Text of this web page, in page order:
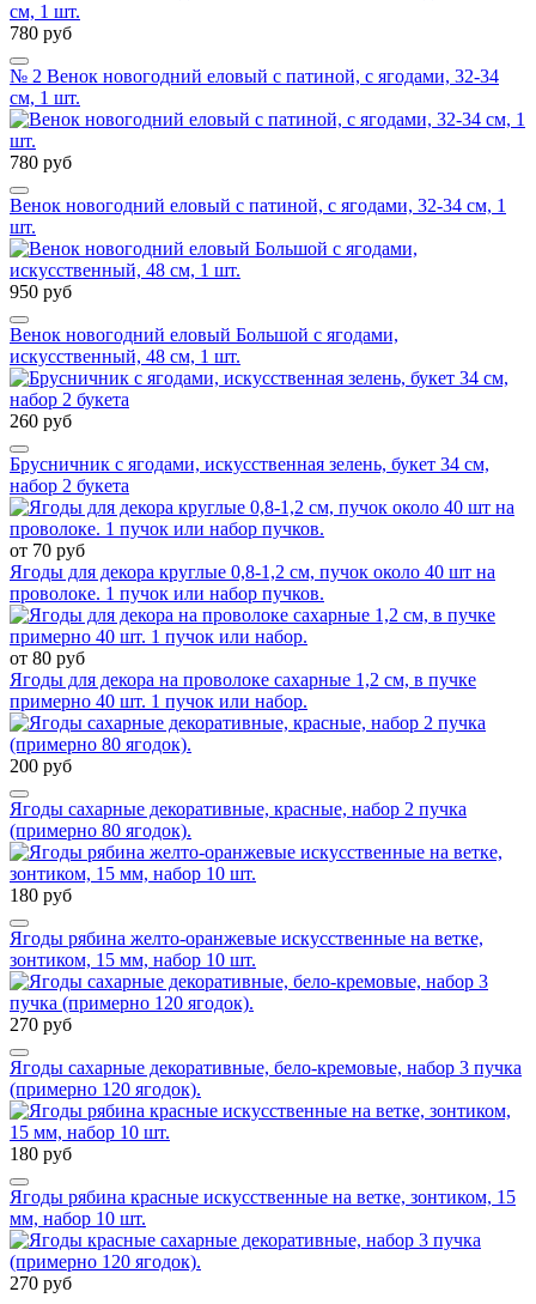
780 руб
№ 2 Венок новогодний еловый с патиной, с ягодами, 32-34
см, 1 шт.
780 руб
Венок новогодний еловый с патиной, с ягодами, 32-34 см, 1
шт.
950 руб
Венок новогодний еловый Большой с ягодами,
искусственный, 48 см, 1 шт.
260 руб
Брусничник с ягодами, искусственная зелень, букет 34 см,
набор 2 букета
от 70 руб
Ягоды для декора круглые 0,8-1,2 см, пучок около 40 шт на
проволоке. 1 пучок или набор пучков.
от 80 руб
Ягоды для декора на проволоке сахарные 1,2 см, в пучке
примерно 40 шт. 1 пучок или набор.
200 руб
Ягоды сахарные декоративные, красные, набор 2 пучка
(примерно 80 ягодок).
180 руб
Ягоды рябина желто-оранжевые искусственные на ветке,
зонтиком, 15 мм, набор 10 шт.
270 руб
Ягоды сахарные декоративные, бело-кремовые, набор 3 пучка
(примерно 120 ягодок).
180 руб
Ягоды рябина красные искусственные на ветке, зонтиком, 15
мм, набор 10 шт.
270 руб